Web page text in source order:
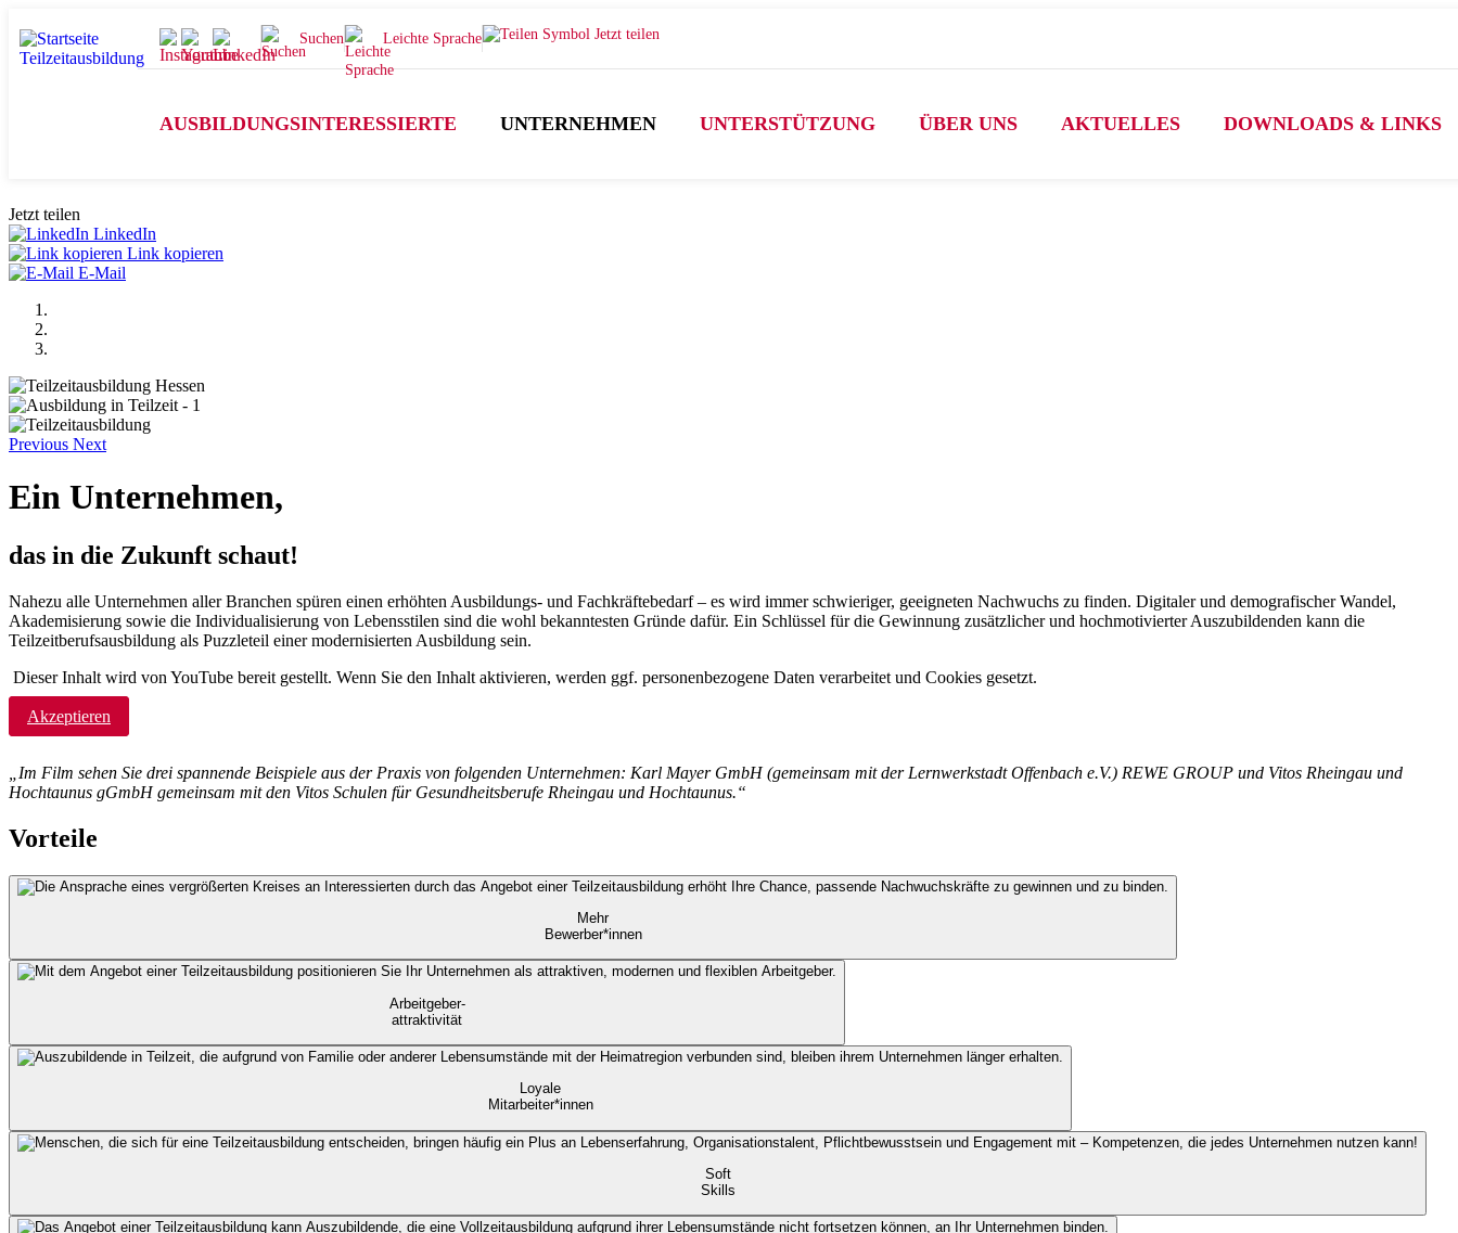
Suchen Leichte Sprache Jetzt teilen
AUSBILDUNGSINTERESSIERTE UNTERNEHMEN UNTERSTÜTZUNG ÜBER UNS AKTUELLES DOWNLOADS & LINKS
Jetzt teilen
LinkedIn
Link kopieren
E-Mail
Previous Next
Ein Unternehmen,
das in die Zukunft schaut!
Nahezu alle Unternehmen aller Branchen spüren einen erhöhten Ausbildungs- und Fachkräftebedarf – es wird immer schwieriger, geeigneten Nachwuchs zu finden. Digitaler und demografischer Wandel,
Akademisierung sowie die Individualisierung von Lebensstilen sind die wohl bekanntesten Gründe dafür. Ein Schlüssel für die Gewinnung zusätzlicher und hochmotivierter Auszubildenden kann die
Teilzeitberufsausbildung als Puzzleteil einer modernisierten Ausbildung sein.
Dieser Inhalt wird von YouTube bereit gestellt. Wenn Sie den Inhalt aktivieren, werden ggf. personenbezogene Daten verarbeitet und Cookies gesetzt.
Akzeptieren
„Im Film sehen Sie drei spannende Beispiele aus der Praxis von folgenden Unternehmen: Karl Mayer GmbH (gemeinsam mit der Lernwerkstadt Offenbach e.V.) REWE GROUP und Vitos Rheingau und
Hochtaunus gGmbH gemeinsam mit den Vitos Schulen für Gesundheitsberufe Rheingau und Hochtaunus.“
Vorteile
Mehr
Bewerber*innen
Arbeitgeber-
attraktivität
Loyale
Mitarbeiter*innen
Soft
Skills